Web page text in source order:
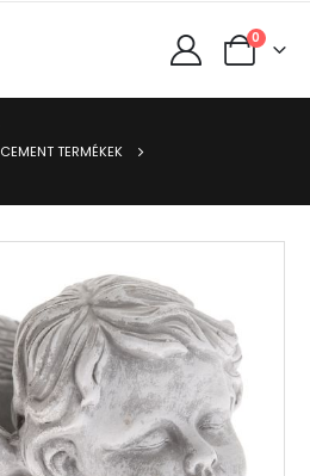
0
CEMENT TERMÉKEK